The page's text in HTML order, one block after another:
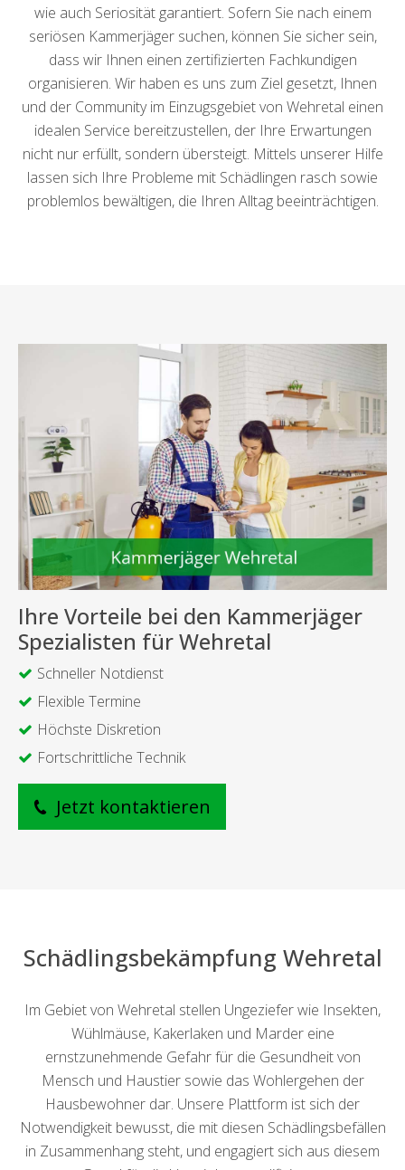
wie auch Seriosität garantiert. Sofern Sie nach einem
seriösen Kammerjäger suchen, können Sie sicher sein,
dass wir Ihnen einen zertifizierten Fachkundigen
organisieren. Wir haben es uns zum Ziel gesetzt, Ihnen
und der Community im Einzugsgebiet von Wehretal einen
idealen Service bereitzustellen, der Ihre Erwartungen
nicht nur erfüllt, sondern übersteigt. Mittels unserer Hilfe
lassen sich Ihre Probleme mit Schädlingen rasch sowie
problemlos bewältigen, die Ihren Alltag beeinträchtigen.
Ihre Vorteile bei den Kammerjäger
Spezialisten für Wehretal
Schneller Notdienst
Flexible Termine
Höchste Diskretion
Fortschrittliche Technik
Jetzt kontaktieren
Schädlingsbekämpfung Wehretal
Im Gebiet von Wehretal stellen Ungeziefer wie Insekten,
Wühlmäuse, Kakerlaken und Marder eine
ernstzunehmende Gefahr für die Gesundheit von
Mensch und Haustier sowie das Wohlergehen der
Hausbewohner dar. Unsere Plattform ist sich der
Notwendigkeit bewusst, die mit diesen Schädlingsbefällen
in Zusammenhang steht, und engagiert sich aus diesem